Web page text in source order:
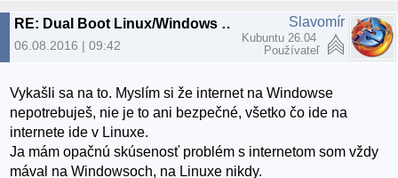
RE: Dual Boot Linux/Windows nefunkcna siet vo Windows
06.08.2016 | 09:42
Slavomír
Kubuntu 26.04
Používateľ
Vykašli sa na to. Myslím si že internet na Windowse
nepotrebuješ, nie je to ani bezpečné, všetko čo ide na
internete ide v Linuxe.
Ja mám opačnú skúsenosť problém s internetom som vždy
mával na Windowsoch, na Linuxe nikdy.